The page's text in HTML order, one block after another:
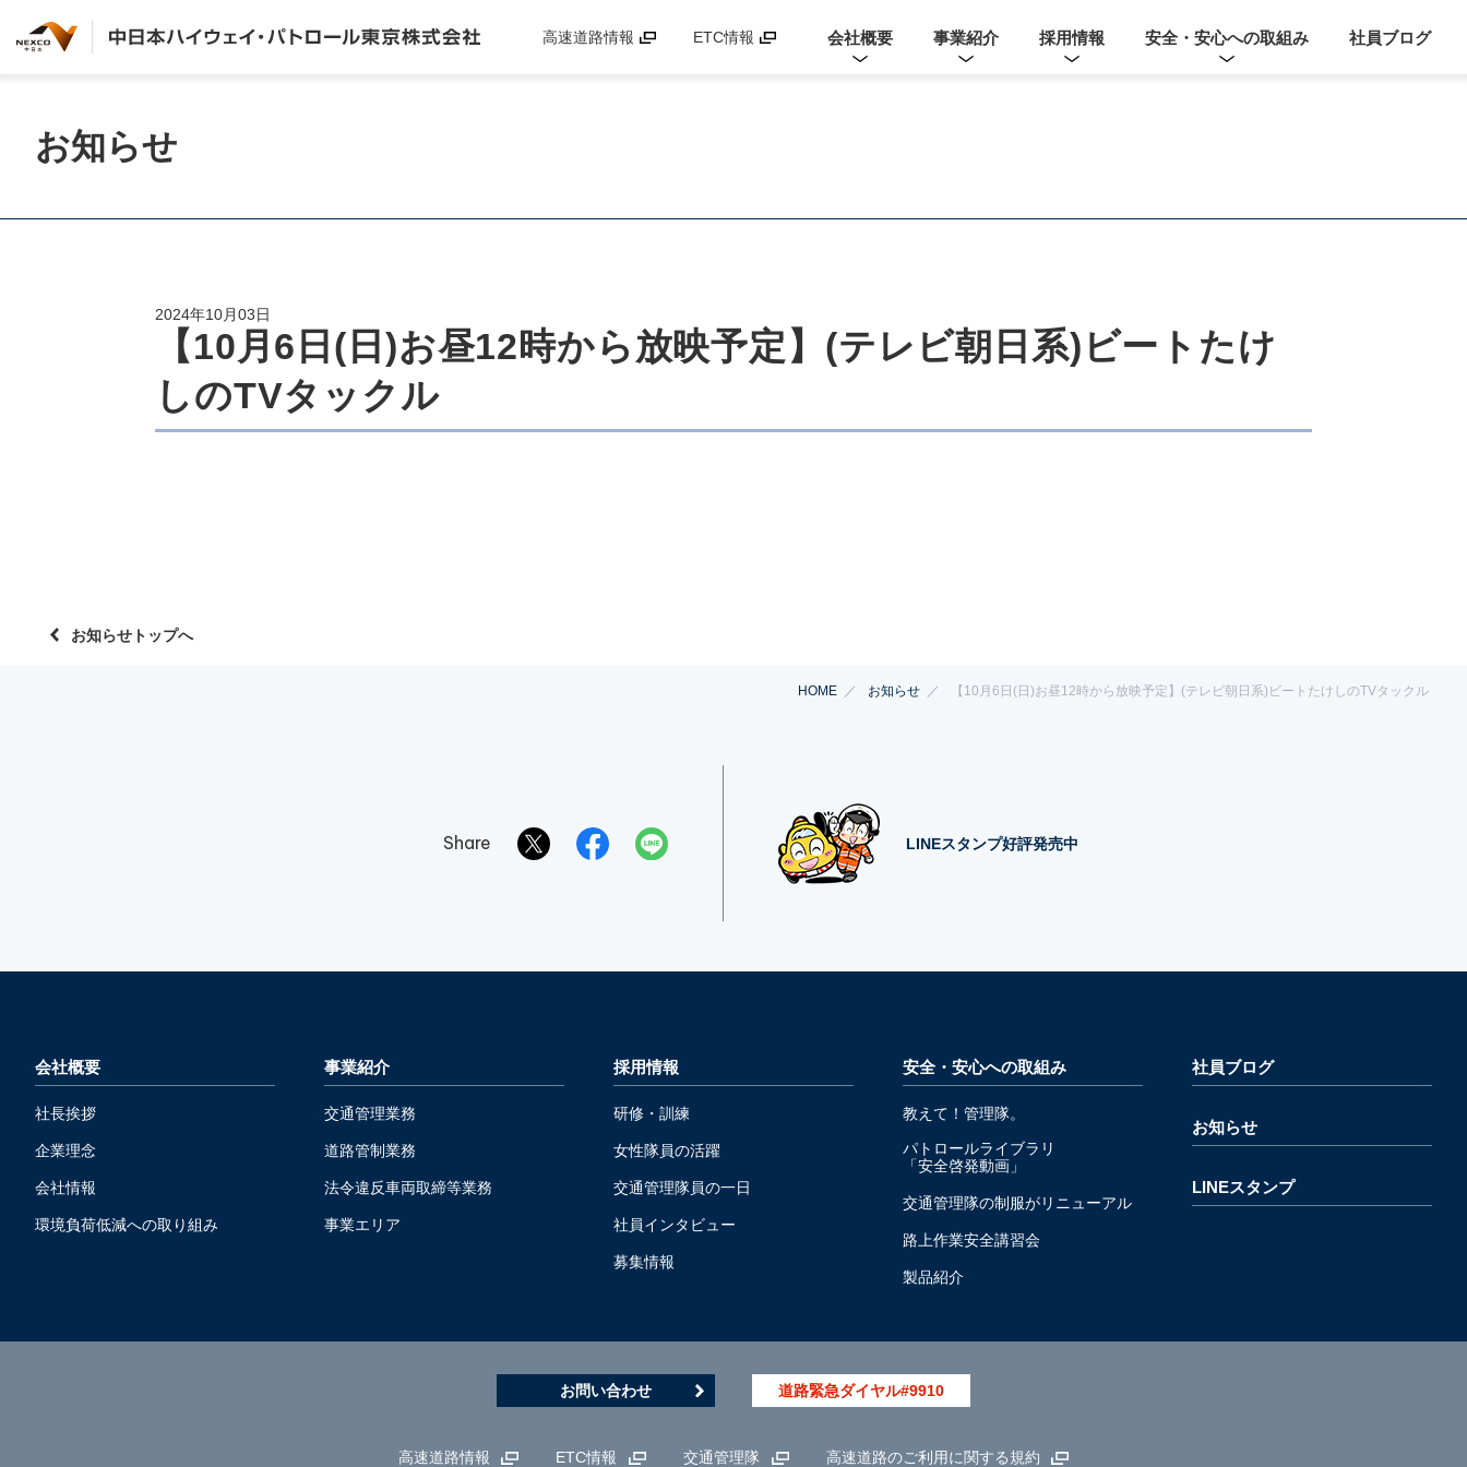
高速道路情報 ETC情報 会社概要 事業紹介 採用情報 安全・安心への取組み 社員ブログ
お知らせ
【10月6日(日)お昼12時から放映予定】(テレビ朝日系)ビートたけ
しのTVタックル
2024年10月03日
お知らせトップへ
HOME お知らせ 【10月6日(日)お昼12時から放映予定】(テレビ朝日系)ビートたけしのTVタックル
Share LINEスタンプ好評発売中
会社概要
社長挨拶
企業理念
会社情報
環境負荷低減への取り組み
事業紹介
交通管理業務
道路管制業務
法令違反車両取締等業務
事業エリア
採用情報
研修・訓練
女性隊員の活躍
交通管理隊員の一日
社員インタビュー
募集情報
安全・安心への取組み
教えて！管理隊。
パトロールライブラリ
「安全啓発動画」
交通管理隊の制服がリニューアル
路上作業安全講習会
製品紹介
社員ブログ
お知らせ
LINEスタンプ
お問い合わせ 道路緊急ダイヤル#9910
高速道路情報 ETC情報 交通管理隊 高速道路のご利用に関する規約